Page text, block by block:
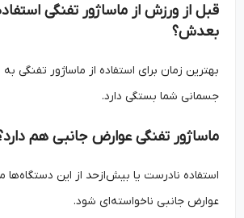
قبل از ورزش از ماساژور تفنگی استفاده
بعدش؟
بهترین زمان برای استفاده از ماساژور تفنگی به
جسمانی شما بستگی دارد.
ماساژور تفنگی عوارض جانبی هم دارد؟
استفاده نادرست یا بیش‌ازحد از این دستگاه‌ها
عوارض جانبی ناخواسته‌ای شود.